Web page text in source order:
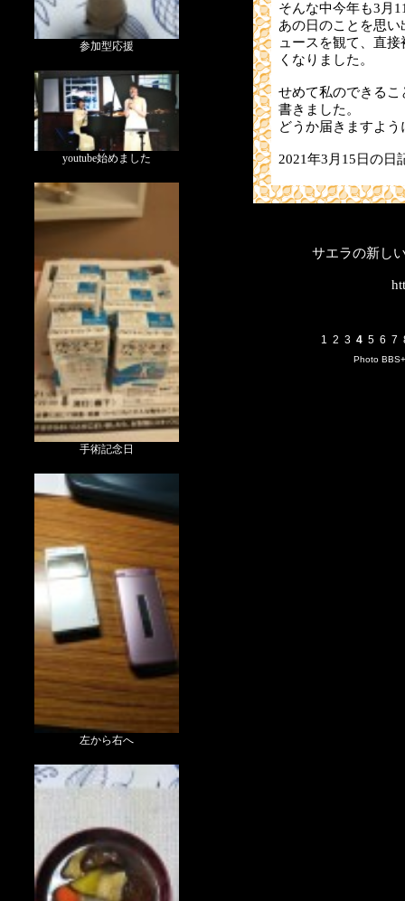
参加型応援
youtube始めました
手術記念日
左から右へ
そんな中今年も3月
あの日のことを思
ュースを観て、直
くなりました。
せめて私のできる
書きました。
どうか届きますよう
2021年3月15日の日
サエラの新し
1 2 3 4 5 6 7
Photo BBS+